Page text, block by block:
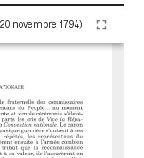
novembre 1794)